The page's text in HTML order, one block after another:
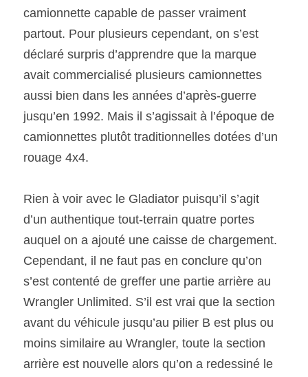
camionnette capable de passer vraiment
partout. Pour plusieurs cependant, on s’est
déclaré surpris d’apprendre que la marque
avait commercialisé plusieurs camionnettes
aussi bien dans les années d’après-guerre
jusqu’en 1992. Mais il s’agissait à l’époque de
camionnettes plutôt traditionnelles dotées d’un
rouage 4x4.
Rien à voir avec le Gladiator puisqu’il s’agit
d’un authentique tout-terrain quatre portes
auquel on a ajouté une caisse de chargement.
Cependant, il ne faut pas en conclure qu’on
s’est contenté de greffer une partie arrière au
Wrangler Unlimited. S’il est vrai que la section
avant du véhicule jusqu’au pilier B est plus ou
moins similaire au Wrangler, toute la section
arrière est nouvelle alors qu’on a redessiné le